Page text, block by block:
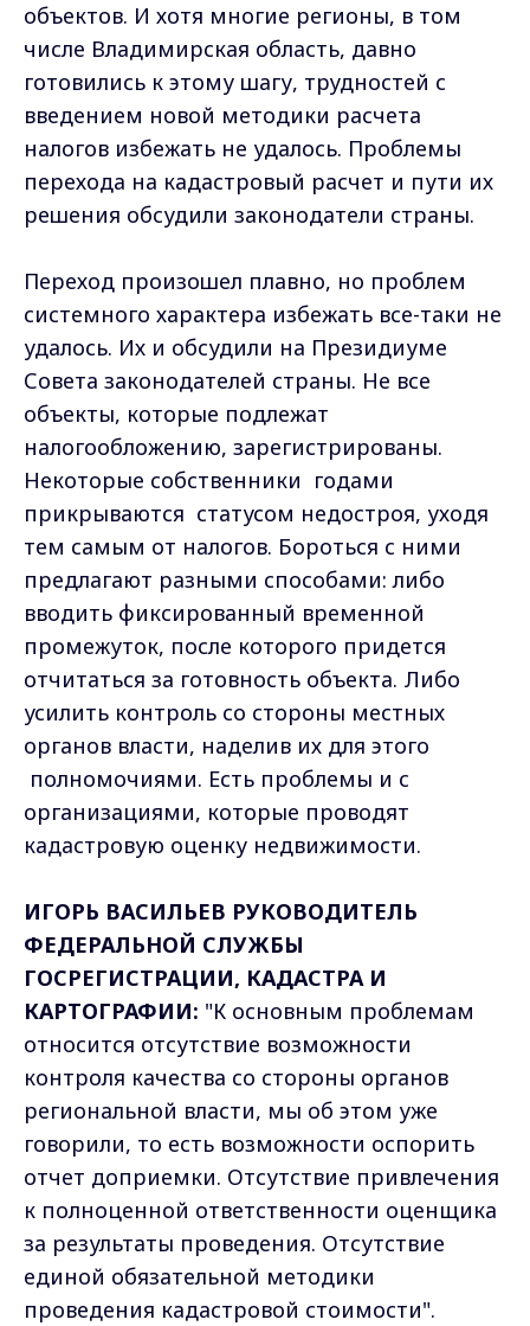
объектов. И хотя многие регионы, в том
числе Владимирская область, давно
готовились к этому шагу, трудностей с
введением новой методики расчета
налогов избежать не удалось. Проблемы
перехода на кадастровый расчет и пути их
решения обсудили законодатели страны.
Переход произошел плавно, но проблем
системного характера избежать все-таки не
удалось. Их и обсудили на Президиуме
Совета законодателей страны. Не все
объекты, которые подлежат
налогообложению, зарегистрированы.
Некоторые собственники годами
прикрываются статусом недостроя, уходя
тем самым от налогов. Бороться с ними
предлагают разными способами: либо
вводить фиксированный временной
промежуток, после которого придется
отчитаться за готовность объекта. Либо
усилить контроль со стороны местных
органов власти, наделив их для этого
полномочиями. Есть проблемы и с
организациями, которые проводят
кадастровую оценку недвижимости.
ИГОРЬ ВАСИЛЬЕВ РУКОВОДИТЕЛЬ
ФЕДЕРАЛЬНОЙ СЛУЖБЫ
ГОСРЕГИСТРАЦИИ, КАДАСТРА И
КАРТОГРАФИИ: "К основным проблемам
относится отсутствие возможности
контроля качества со стороны органов
региональной власти, мы об этом уже
говорили, то есть возможности оспорить
отчет доприемки. Отсутствие привлечения
к полноценной ответственности оценщика
за результаты проведения. Отсутствие
единой обязательной методики
проведения кадастровой стоимости".